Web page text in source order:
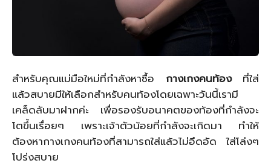
สำหรับคุณแม่มือใหม่ที่กำลังหาซื้อ กางเกงคนท้องที่ใส่
แล้วสบายมีให้เลือกสำหรับคนท้องโดยเฉพาะวันนี้เรามี
เคล็ดลับมาฝากค่ะ เพื่อรองรับอนาคตของท้องที่กำลังจะ
โตขึ้นเรื่อยๆ เพราะเจ้าตัวน้อยที่กำลังจะเกิดมา ทำให้
ต้องหากางเกงคนท้องที่สามารถใส่แล้วไม่อึดอัด ใส่โล่งๆ
โปร่งสบาย